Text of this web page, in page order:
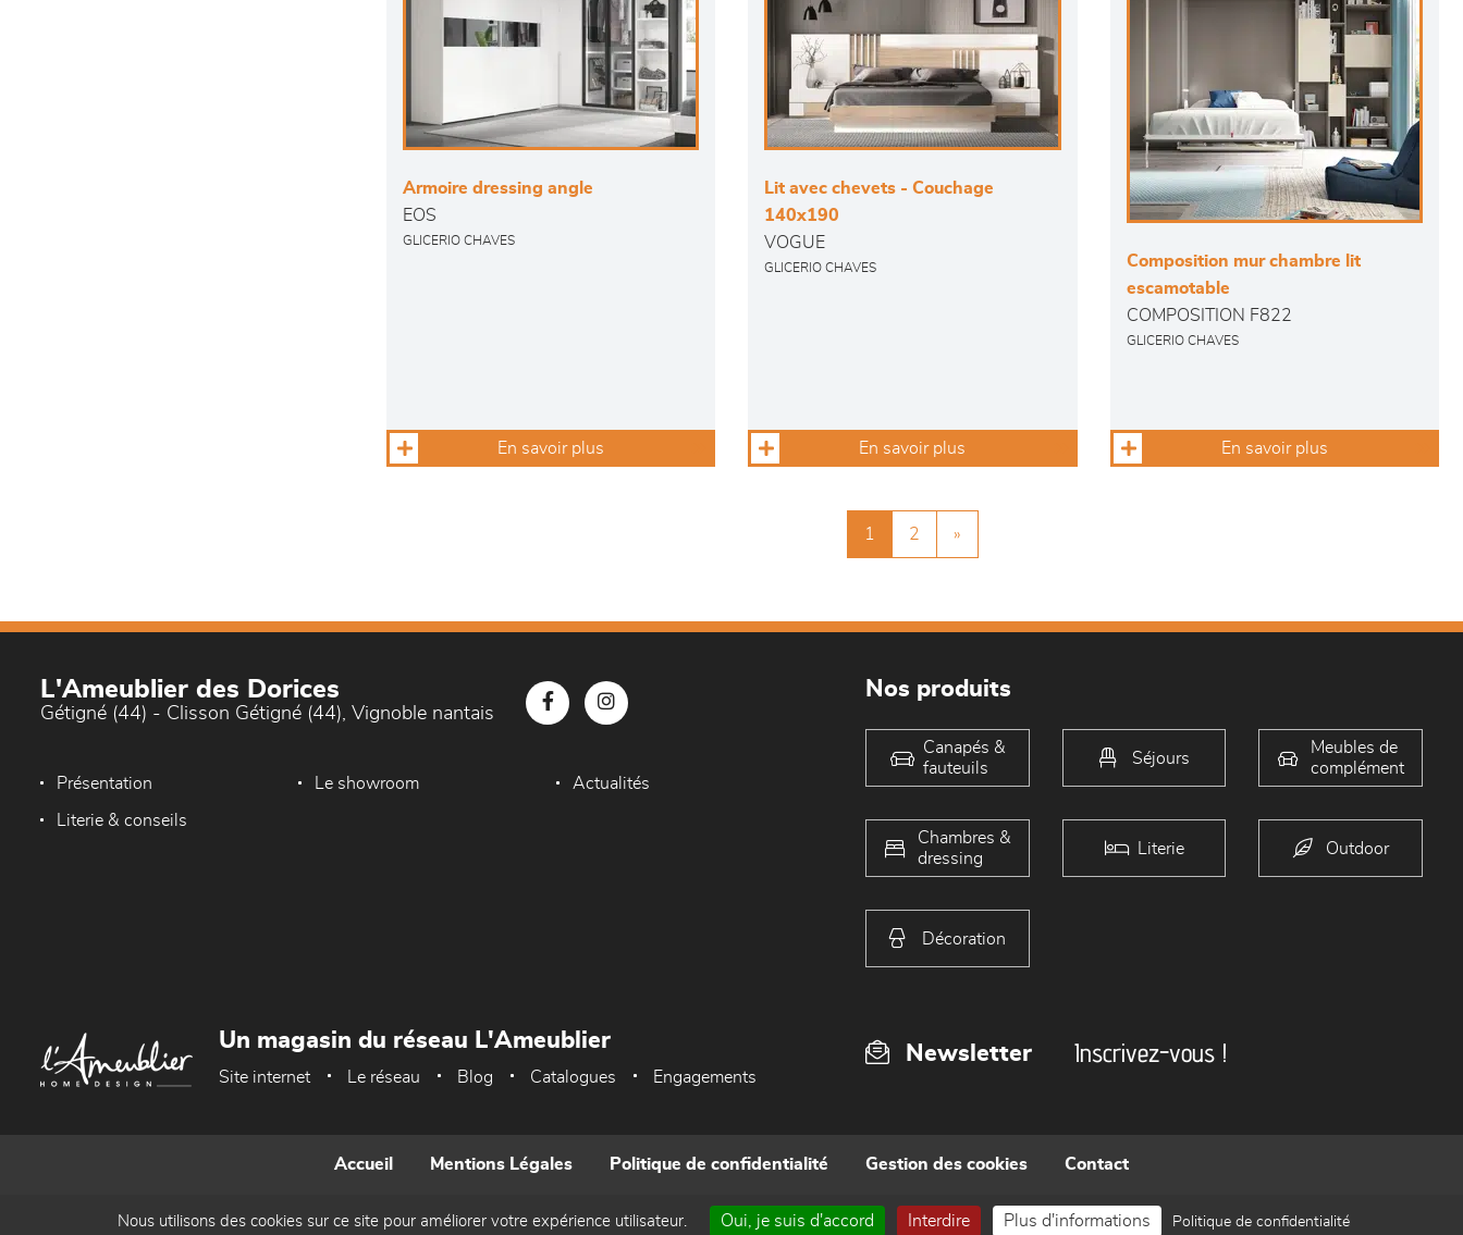
Armoire dressing angle
EOS
GLICERIO CHAVES
En savoir plus
Lit avec chevets - Couchage
140x190
VOGUE
GLICERIO CHAVES
En savoir plus
Composition mur chambre lit
escamotable
COMPOSITION F822
GLICERIO CHAVES
En savoir plus
1 2 »
L'Ameublier des Dorices
Gétigné (44) - Clisson Gétigné (44), Vignoble nantais
Présentation Le showroom Actualités
Literie & conseils
Nos produits
Canapés &
fauteuils
Séjours
Meubles de
complément
Chambres &
dressing
Literie Outdoor
Décoration
Newsletter Inscrivez-vous !
Un magasin du réseau L'Ameublier
Site internet Le réseau Blog Catalogues Engagements
Accueil Mentions Légales Politique de confidentialité Gestion des cookies Contact
Réalisé par WEB Enseignes
Nous utilisons des cookies sur ce site pour améliorer votre expérience utilisateur. Oui, je suis d'accord Interdire Plus d'informations Politique de confidentialité